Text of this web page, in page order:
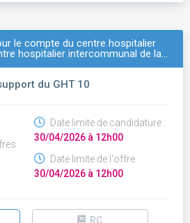
le compte du centre hospitalier
hospitalier intercommunal de la…
du GHT 10
Date limite de candidature :
30/04/2026 à 12h00
Date limite de l'offre :
30/04/2026 à 12h00
RC